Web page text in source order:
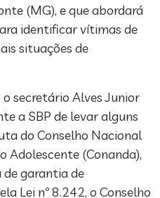
(MG), e que abordará
identificar vítimas de
situações de
secretário Alves Junior
a SBP de levar alguns
do Conselho Nacional
Adolescente (Conanda),
garantia de
Lei nº 8.242, o Conselho